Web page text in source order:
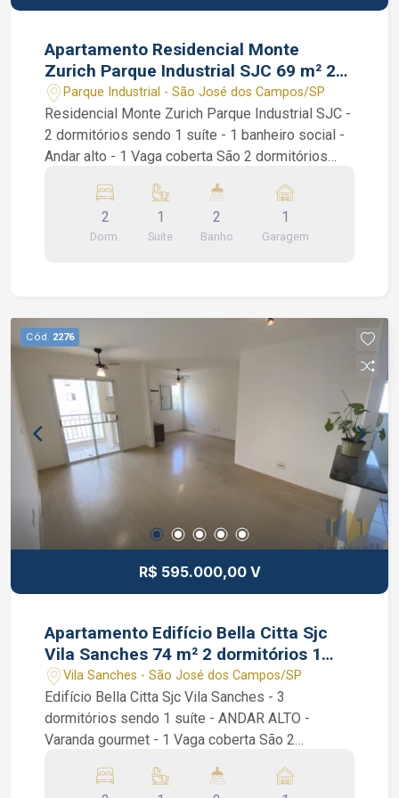
Apartamento Residencial Monte
Zurich Parque Industrial SJC 69 m² 2
dormitórios 1 suíte
Parque Industrial - São José dos Campos/SP
Residencial Monte Zurich Parque Industrial SJC -
2 dormitórios sendo 1 suíte - 1 banheiro social -
Andar alto - 1 Vaga coberta São 2 dormitórios
banheiro social, sala de estar, sala de jantar,
varanda gourmet, piso de porcelanato, sanca de
gesso, cozinha americana com armários
o corretor de imóvel Caique Lopes de CRECI
264.991 F. (12) 99189-7273 WhatsApp e Claro.
2
Dorm.
1
Suite
2
Banho
1
Garagem
Cód. 2276
R$ 595.000,00 V
Apartamento Edifício Bella Citta Sjc
Vila Sanches 74 m² 2 dormitórios 1
suíte
Vila Sanches - São José dos Campos/SP
Edifício Bella Citta Sjc Vila Sanches - 3
dormitórios sendo 1 suíte - ANDAR ALTO -
Varanda gourmet - 1 Vaga coberta São 2
com armários planejados, sala estendida de 2